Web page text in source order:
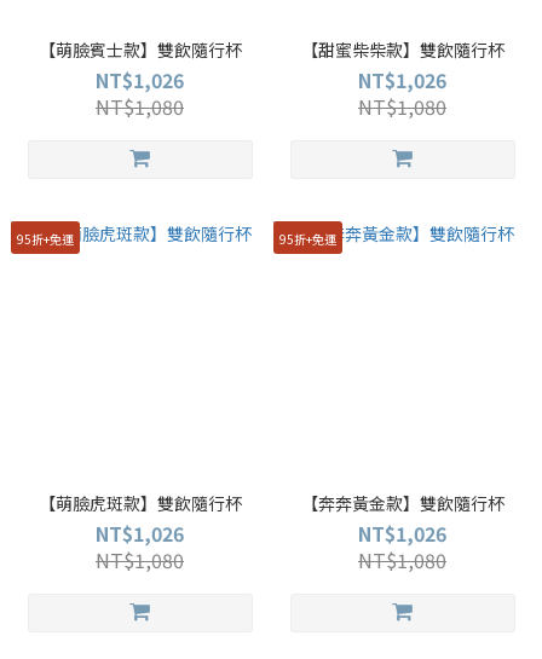
【萌臉賓士款】雙飲隨行杯
NT$1,026
NT$1,080
【甜蜜柴柴款】雙飲隨行杯
NT$1,026
NT$1,080
95折+免運
【萌臉虎斑款】雙飲隨行杯
NT$1,026
NT$1,080
95折+免運
【奔奔黃金款】雙飲隨行杯
NT$1,026
NT$1,080